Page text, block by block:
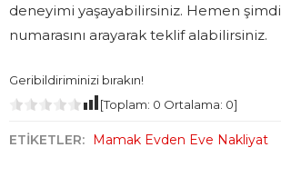
deneyimi yaşayabilirsiniz. Hemen şimdi
numarasını arayarak teklif alabilirsiniz.
Geribildiriminizi bırakın!
[Toplam: 0 Ortalama: 0]
ETİKETLER: Mamak Evden Eve Nakliyat